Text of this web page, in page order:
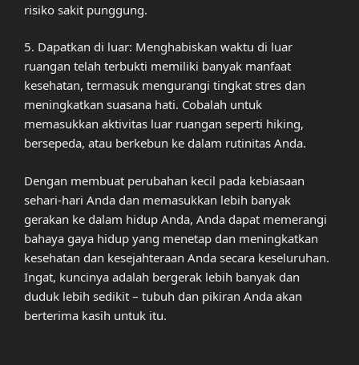
risiko sakit punggung.
5. Dapatkan di luar: Menghabiskan waktu di luar
ruangan telah terbukti memiliki banyak manfaat
kesehatan, termasuk mengurangi tingkat stres dan
meningkatkan suasana hati. Cobalah untuk
memasukkan aktivitas luar ruangan seperti hiking,
bersepeda, atau berkebun ke dalam rutinitas Anda.
Dengan membuat perubahan kecil pada kebiasaan
sehari-hari Anda dan memasukkan lebih banyak
gerakan ke dalam hidup Anda, Anda dapat memerangi
bahaya gaya hidup yang menetap dan meningkatkan
kesehatan dan kesejahteraan Anda secara keseluruhan.
Ingat, kuncinya adalah bergerak lebih banyak dan
duduk lebih sedikit – tubuh dan pikiran Anda akan
berterima kasih untuk itu.